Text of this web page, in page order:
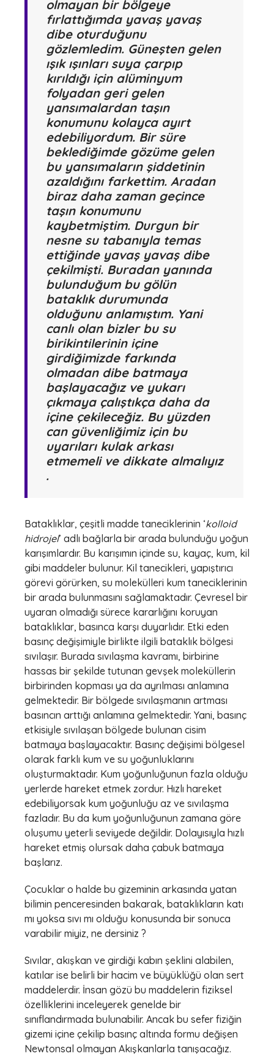
olmayan bir bölgeye
fırlattığımda yavaş yavaş
dibe oturduğunu
gözlemledim. Güneşten gelen
ışık ışınları suya çarpıp
kırıldığı için alüminyum
folyadan geri gelen
yansımalardan taşın
konumunu kolayca ayırt
edebiliyordum. Bir süre
beklediğimde gözüme gelen
bu yansımaların şiddetinin
azaldığını farkettim. Aradan
biraz daha zaman geçince
taşın konumunu
kaybetmiştim. Durgun bir
nesne su tabanıyla temas
ettiğinde yavaş yavaş dibe
çekilmişti. Buradan yanında
bulunduğum bu gölün
bataklık durumunda
olduğunu anlamıştım. Yani
canlı olan bizler bu su
birikintilerinin içine
girdiğimizde farkında
olmadan dibe batmaya
başlayacağız ve yukarı
çıkmaya çalıştıkça daha da
içine çekileceğiz. Bu yüzden
can güvenliğimiz için bu
uyarıları kulak arkası
etmemeli ve dikkate almalıyız
.
Bataklıklar, çeşitli madde taneciklerinin ‘kolloid
hidrojel’ adlı bağlarla bir arada bulunduğu yoğun
karışımlardır. Bu karışımın içinde su, kayaç, kum, kil
gibi maddeler bulunur. Kil tanecikleri, yapıştırıcı
görevi görürken, su molekülleri kum taneciklerinin
bir arada bulunmasını sağlamaktadır. Çevresel bir
uyaran olmadığı sürece kararlığını koruyan
bataklıklar, basınca karşı duyarlıdır. Etki eden
basınç değişimiyle birlikte ilgili bataklık bölgesi
sıvılaşır. Burada sıvılaşma kavramı, birbirine
hassas bir şekilde tutunan gevşek moleküllerin
birbirinden kopması ya da ayrılması anlamına
gelmektedir. Bir bölgede sıvılaşmanın artması
basıncın arttığı anlamına gelmektedir. Yani, basınç
etkisiyle sıvılaşan bölgede bulunan cisim
batmaya başlayacaktır. Basınç değişimi bölgesel
olarak farklı kum ve su yoğunluklarını
oluşturmaktadır. Kum yoğunluğunun fazla olduğu
yerlerde hareket etmek zordur. Hızlı hareket
edebiliyorsak kum yoğunluğu az ve sıvılaşma
fazladır. Bu da kum yoğunluğunun zamana göre
oluşumu yeterli seviyede değildir. Dolayısıyla hızlı
hareket etmiş olursak daha çabuk batmaya
başlarız.
Çocuklar o halde bu gizeminin arkasında yatan
bilimin penceresinden bakarak, bataklıkların katı
mı yoksa sıvı mı olduğu konusunda bir sonuca
varabilir miyiz, ne dersiniz ?
Sıvılar, akışkan ve girdiği kabın şeklini alabilen,
katılar ise belirli bir hacim ve büyüklüğü olan sert
maddelerdir. İnsan gözü bu maddelerin fiziksel
özelliklerini inceleyerek genelde bir
sınıflandırmada bulunabilir. Ancak bu sefer fiziğin
gizemi içine çekilip basınç altında formu değişen
Newtonsal olmayan Akışkanlarla tanışacağız.